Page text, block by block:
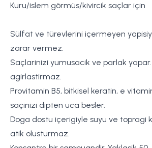
Kuru/islem görmüs/kivircik saçlar için
Sülfat ve türevlerini içermeyen
zarar vermez.
Saçlarinizi yumusacik ve parlak
agirlastirmaz.
Provitamin B5, bitkisel keratin, e
saçinizi dipten uca besler.
Doga dostu içerigiyle suyu ve topragi
atik olusturmaz.